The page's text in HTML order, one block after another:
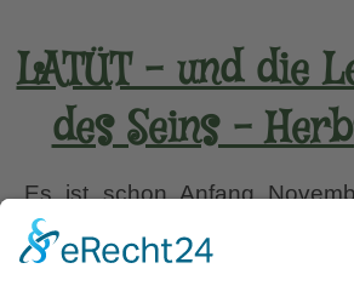
LATÜT – und die
des Seins –
Es ist schon Anfang
einmal einen Monat her, dass
Ostfriesland unterwegs war.